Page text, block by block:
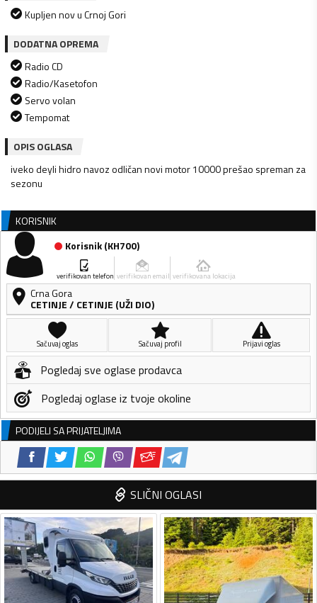
Kupljen nov u Crnoj Gori
DODATNA OPREMA
Radio CD
Radio/Kasetofon
Servo volan
Tempomat
OPIS OGLASA
iveko deyli hidro navoz odličan novi motor 10000 prešao spreman za
sezonu
KORISNIK
Korisnik(KH700)
verifikovan telefon verifikovan email verifikovana lokacija
Crna Gora
CETINJE/ CETINJE (UŽI DIO)
Sačuvaj oglas Sačuvaj profil Prijavi oglas
Pogledaj sve oglase prodavca
Pogledaj oglase iz tvoje okoline
PODIJELI SA PRIJATELJIMA
SLIČNI OGLASI